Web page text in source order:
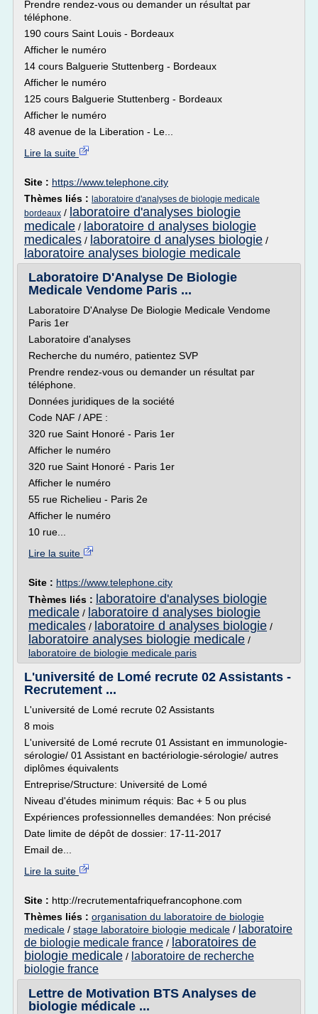
Prendre rendez-vous ou demander un résultat par
téléphone.
190 cours Saint Louis - Bordeaux
Afficher le numéro
14 cours Balguerie Stuttenberg - Bordeaux
Afficher le numéro
125 cours Balguerie Stuttenberg - Bordeaux
Afficher le numéro
48 avenue de la Liberation - Le...
Lire la suite
Site : https://www.telephone.city
Thèmes liés : laboratoire d'analyses de biologie medicale
bordeaux / laboratoire d'analyses biologie
medicale / laboratoire d analyses biologie
medicales / laboratoire d analyses biologie /
laboratoire analyses biologie medicale
Laboratoire D'Analyse De Biologie
Medicale Vendome Paris ...
Laboratoire D'Analyse De Biologie Medicale Vendome
Paris 1er
Laboratoire d'analyses
Recherche du numéro, patientez SVP
Prendre rendez-vous ou demander un résultat par
téléphone.
Données juridiques de la société
Code NAF / APE :
320 rue Saint Honoré - Paris 1er
Afficher le numéro
320 rue Saint Honoré - Paris 1er
Afficher le numéro
55 rue Richelieu - Paris 2e
Afficher le numéro
10 rue...
Lire la suite
Site : https://www.telephone.city
Thèmes liés : laboratoire d'analyses biologie
medicale / laboratoire d analyses biologie
medicales / laboratoire d analyses biologie /
laboratoire analyses biologie medicale /
laboratoire de biologie medicale paris
L'université de Lomé recrute 02 Assistants -
Recrutement ...
L'université de Lomé recrute 02 Assistants
8 mois
L'université de Lomé recrute 01 Assistant en immunologie-
sérologie/ 01 Assistant en bactériologie-sérologie/ autres
diplômes équivalents
Entreprise/Structure: Université de Lomé
Niveau d'études minimum réquis: Bac + 5 ou plus
Expériences professionnelles demandées: Non précisé
Date limite de dépôt de dossier: 17-11-2017
Email de...
Lire la suite
Site : http://recrutementafriquefrancophone.com
Thèmes liés : organisation du laboratoire de biologie
medicale / stage laboratoire biologie medicale / laboratoire
de biologie medicale france / laboratoires de
biologie medicale / laboratoire de recherche
biologie france
Lettre de Motivation BTS Analyses de
biologie médicale ...